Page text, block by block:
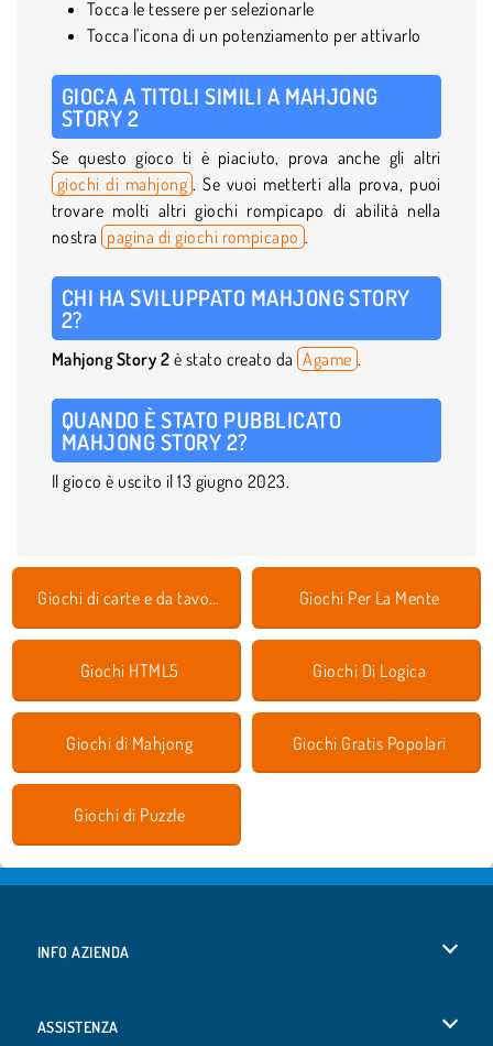
Tocca le tessere per selezionarle
Tocca l'icona di un potenziamento per attivarlo
GIOCA A TITOLI SIMILI A MAHJONG
STORY 2
Se questo gioco ti è piaciuto, prova anche gli altri
giochi di mahjong . Se vuoi metterti alla prova, puoi
trovare molti altri giochi rompicapo di abilità nella
nostra pagina di giochi rompicapo .
CHI HA SVILUPPATO MAHJONG STORY
2?
Mahjong Story 2 è stato creato da Agame .
QUANDO È STATO PUBBLICATO
MAHJONG STORY 2?
Il gioco è uscito il 13 giugno 2023.
Giochi di carte e da tavolo Giochi Per La Mente
Giochi HTML5 Giochi Di Logica
Giochi di Mahjong Giochi Gratis Popolari
Giochi di Puzzle
INFO AZIENDA
ASSISTENZA